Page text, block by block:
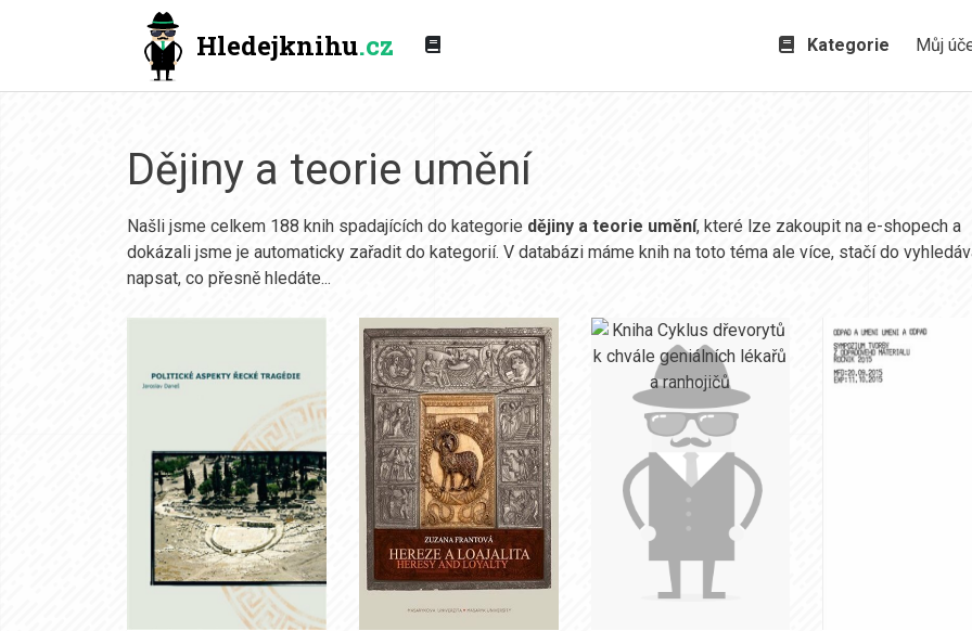
Hledejknihu.cz Kategorie Můj
Dějiny a teorie umění
Našli jsme celkem 188 knih spadajících do kategorie dějiny a teorie umění, které lze zakoupit na e-shopech a
dokázali jsme je automaticky zařadit do kategorií. V databázi máme knih na toto téma ale více, stačí do
napsat, co přesně hledáte...